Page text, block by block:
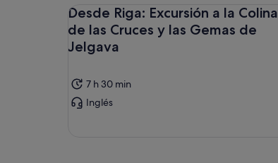
Desde Riga: Excursión a la Colina
de las Cruces y las Gemas de
Jelgava
7 h 30 min
Inglés